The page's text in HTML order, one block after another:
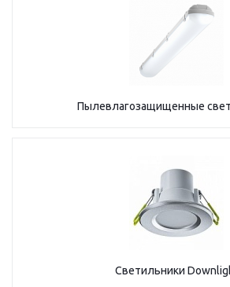
Пылевлагозащищенные
Светильники